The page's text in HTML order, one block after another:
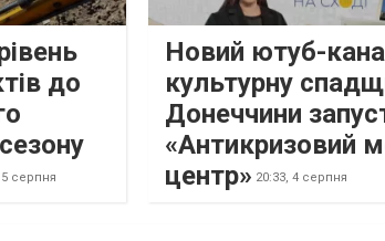
до
5 серпня
Новий ютуб-
культурну
Донеччини
«Антикризовий
центр» 20:33, 4 серпня